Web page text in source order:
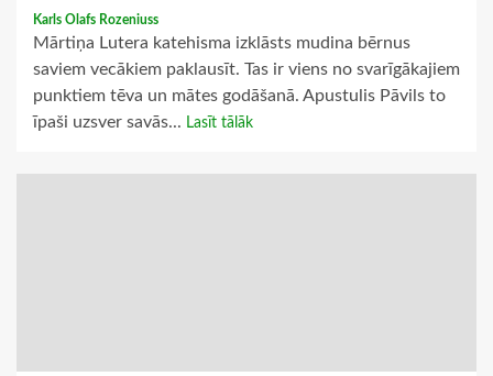
Karls Olafs Rozeniuss
Mārtiņa Lutera katehisma izklāsts mudina bērnus
saviem vecākiem paklausīt. Tas ir viens no svarīgākajiem
punktiem tēva un mātes godāšanā. Apustulis Pāvils to
īpaši uzsver savās... Lasīt tālāk